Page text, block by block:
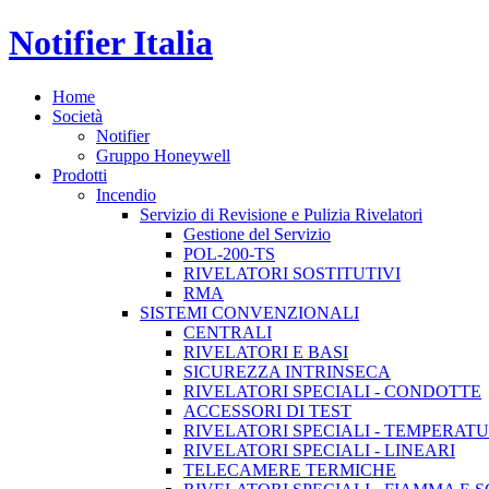
Notifier Italia
Home
Società
Notifier
Gruppo Honeywell
Prodotti
Incendio
Servizio di Revisione e Pulizia Rivelatori
Gestione del Servizio
POL-200-TS
RIVELATORI SOSTITUTIVI
RMA
SISTEMI CONVENZIONALI
CENTRALI
RIVELATORI E BASI
SICUREZZA INTRINSECA
RIVELATORI SPECIALI - CONDOTTE
ACCESSORI DI TEST
RIVELATORI SPECIALI -
RIVELATORI SPECIALI - LINEARI
TELECAMERE TERMICHE